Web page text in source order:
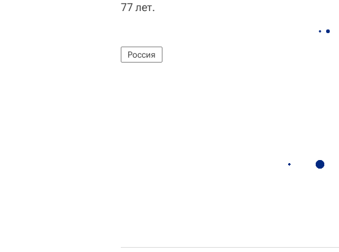
77 лет.
Россия